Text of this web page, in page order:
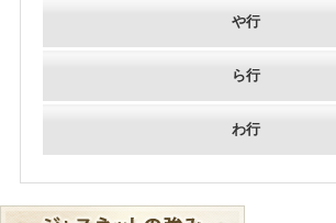
や行
ら行
わ行